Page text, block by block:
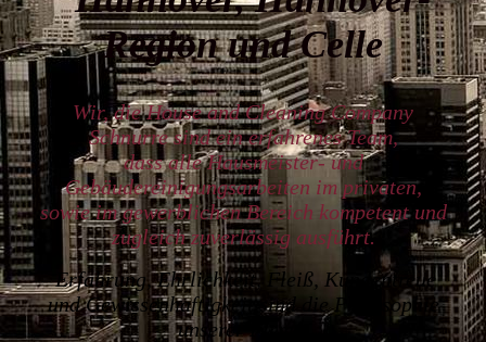
Region und Celle
Wir, die House and Cleaning Company
Schnurre sind ein erfahrenes Team,
dass alle Hausmeister- und
Gebäudereinigungsarbeiten im privaten,
sowie im gewerblichen Bereich kompetent und
zugleich zuverlässig ausführt.
Erfahrung, Ehrlichkeit, Fleiß, Kundentreue
und Gewissenhaftigkeit sind die Philosophie
unserer Firma.